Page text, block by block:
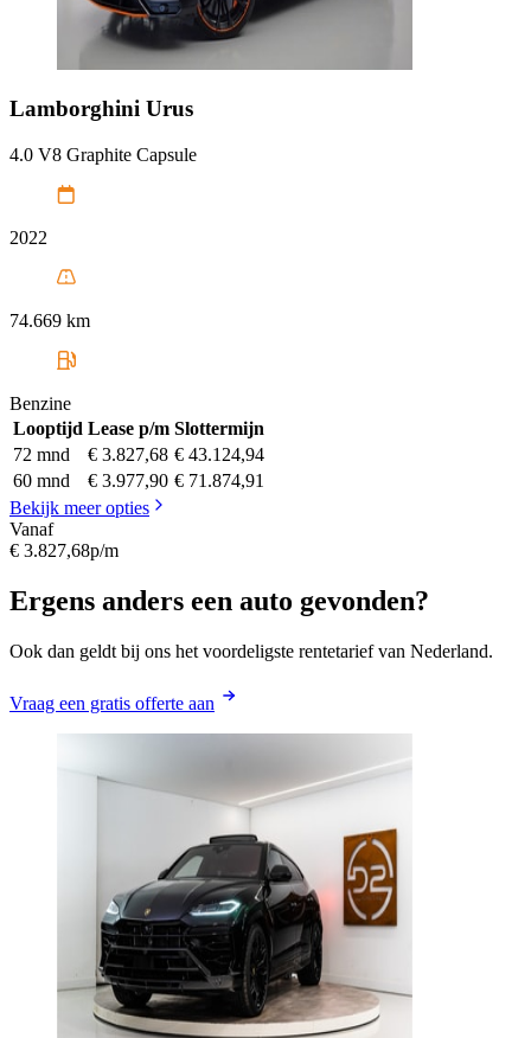
Lamborghini Urus
4.0 V8 Graphite Capsule
2022
74.669 km
Benzine
Looptijd Lease p/m Slottermijn
72 mnd
€ 3.827,68 € 43.124,94
60 mnd
€ 3.977,90 € 71.874,91
Bekijk meer opties
Vanaf
€ 3.827,68p/m
Ergens anders een auto gevonden?
Ook dan geldt bij ons het voordeligste rentetarief van Nederland.
Vraag een gratis offerte aan